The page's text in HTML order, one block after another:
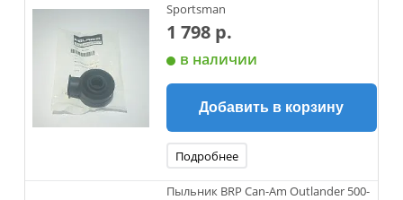
Sportsman
1 798 р.
в наличии
Добавить в корзину
Подробнее
Пыльник BRP Can-Am Outlander 500-